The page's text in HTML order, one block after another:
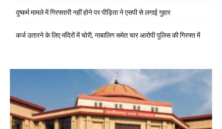
दुष्कर्म मामले में गिरफ्तारी नहीं होने पर पीड़िता ने एसपी से लगाई गुहार
कर्ज उतारने के लिए मंदिरों में चोरी, नाबालिग समेत चार आरोपी पुलिस की गिरफ्त में